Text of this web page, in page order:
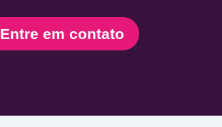
Entre em contato